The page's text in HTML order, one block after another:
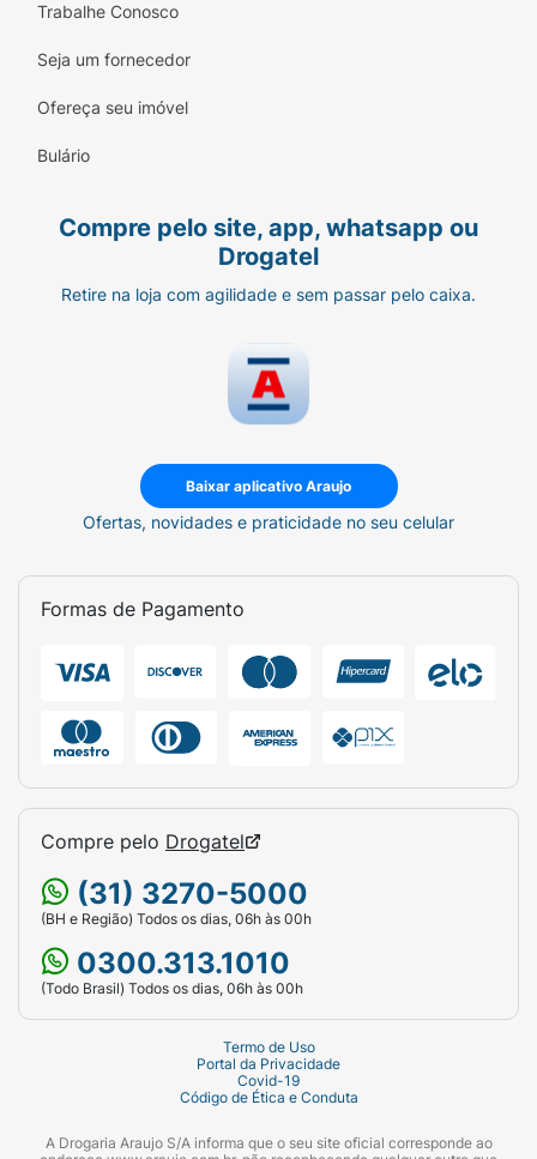
Trabalhe Conosco
Seja um fornecedor
Ofereça seu imóvel
Bulário
Compre pelo site, app, whatsapp ou
Drogatel
Retire na loja com agilidade e sem passar pelo caixa.
Baixar aplicativo Araujo
Ofertas, novidades e praticidade no seu celular
Formas de Pagamento
Compre pelo Drogatel
(31) 3270-5000
(BH e Região) Todos os dias, 06h às 00h
0300.313.1010
(Todo Brasil) Todos os dias, 06h às 00h
Termo de Uso
Portal da Privacidade
Covid-19
Código de Ética e Conduta
A Drogaria Araujo S/A informa que o seu site oficial corresponde ao